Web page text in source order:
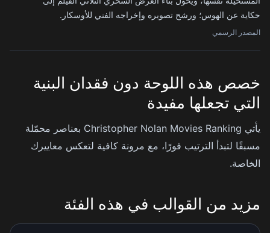
حكاية عن الهوس؛ ورشح تصويره وإخراجه الفني للأوسكار.
المصدر الرسمي
خصص هذه اللوحة دون فقدان البنية
التي تجعلها مفيدة
يأتي Christopher Nolan Movies Ranking بعناصر محمّلة
مسبقًا لتبدأ الترتيب فورًا، مع مرونة كافية لتعكس معاييرك
الخاصة.
مزيد من القوالب في هذه الفئة